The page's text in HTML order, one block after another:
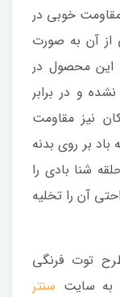
خوبی در
از آن به صورت
این محصول در
و در برابر
نیز مقاومت
بر روی بدنه
شنا بادی را
آن را تخلیه
توت فرنگی
به سایت سنتر